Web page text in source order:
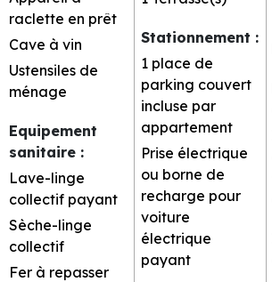
raclette en prêt
Cave à vin
Ustensiles de
ménage
Equipement
sanitaire :
Lave-linge
collectif payant
Sèche-linge
collectif
Fer à repasser
Stationnement :
1 place de
parking couvert
incluse par
appartement
Prise électrique
ou borne de
recharge pour
voiture
électrique
payant